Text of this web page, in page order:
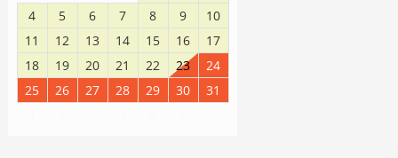
4
5 6 7 8 9
10
11
12 13 14 15 16
17
18
19 20 21 22 23
24
25
26 27 28 29 30
31